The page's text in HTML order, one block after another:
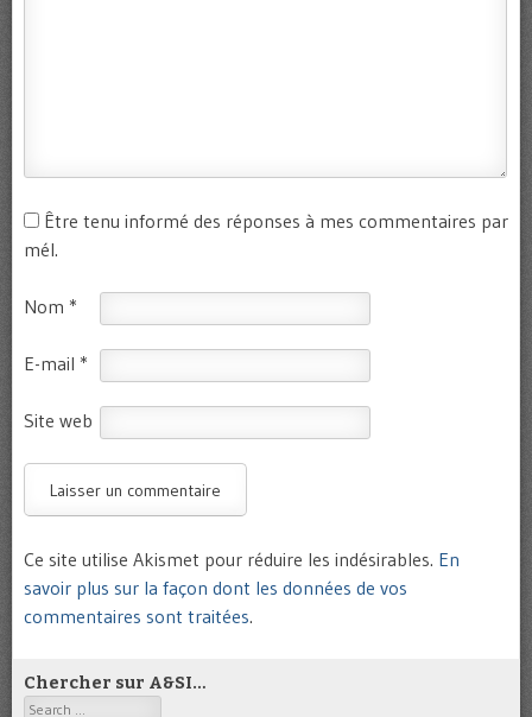
Être tenu informé des réponses à mes commentaires par
mél.
Nom *
E-mail *
Site web
Ce site utilise Akismet pour réduire les indésirables. En
savoir plus sur la façon dont les données de vos
commentaires sont traitées.
Chercher sur A&SI…
Search